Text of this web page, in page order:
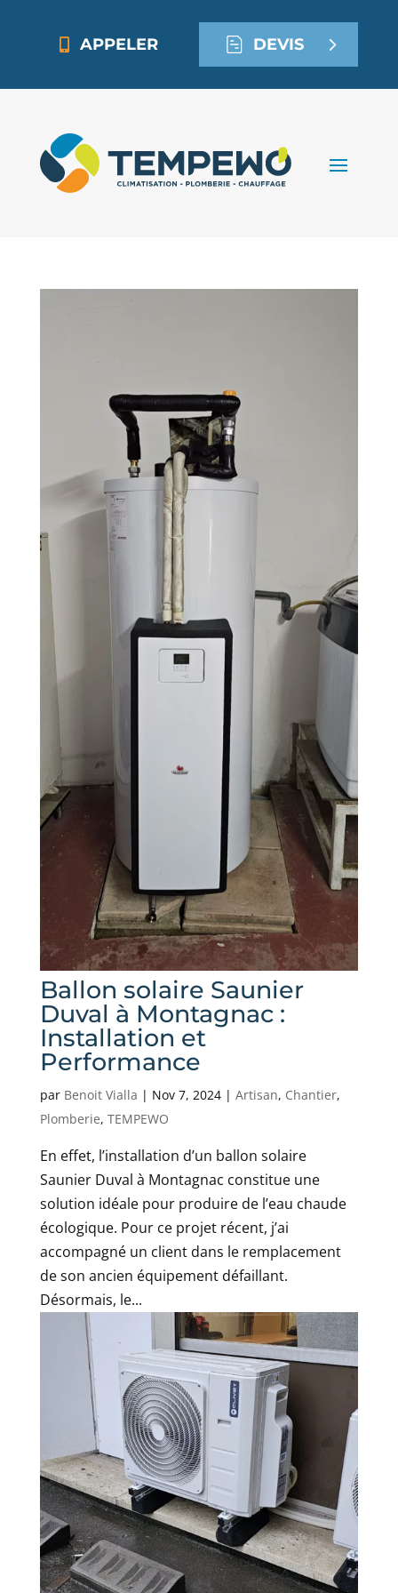
APPELER DEVIS
Ballon solaire Saunier
Duval à Montagnac :
Installation et
Performance
par Benoit Vialla | Nov 7, 2024| Artisan, Chantier,
Plomberie, TEMPEWO
En effet, l’installation d’un ballon solaire
Saunier Duval à Montagnac constitue une
solution idéale pour produire de l’eau chaude
écologique. Pour ce projet récent, j’ai
accompagné un client dans le remplacement
de son ancien équipement défaillant.
Désormais, le...